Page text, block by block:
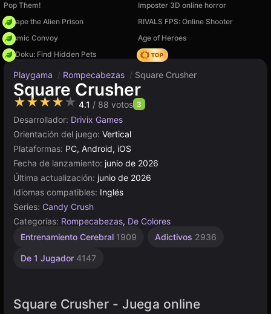
Pop Them!
Imposter 3D online horror
Escape the Alien Prison
RIVALS FPS: Online Shooter
Cosmic Convoy
Age of Heroes
PetDoku: Find Hidden Pets
Hedgies
Playgama / Rompecabezas / Square Crusher
Square Crusher
★★★★★ 4.1 / 88 votos 3
Desarrollador: Drivix Games
Orientación del juego: Vertical
Plataformas: PC, Android, iOS
Fecha de lanzamiento: junio de 2026
Última actualización: junio de 2026
Idiomas compatibles: Inglés
Series: Candy Crush
Categorías: Rompecabezas, De Colores
Entrenamiento Cerebral 1909 Adictivos 2936
De 1 Jugador 4147
Square Crusher - Juega online